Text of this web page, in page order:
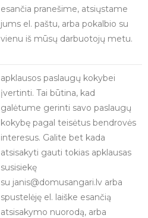
esančia pranešime, atsiųstame
jums el. paštu, arba pokalbio su
vienu iš mūsų darbuotojų metu.
apklausos paslaugų kokybei
įvertinti. Tai būtina, kad
galėtume gerinti savo paslaugų
kokybę pagal teisėtus bendrovės
interesus. Galite bet kada
atsisakyti gauti tokias apklausas
susisiekę
su janis@domusangari.lv arba
spustelėję el. laiške esančią
atsisakymo nuorodą, arba